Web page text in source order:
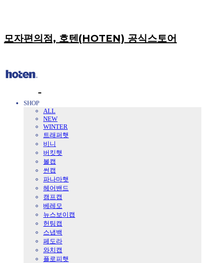
모자편의점, 호텐(HOTEN) 공식스토어
SHOP
ALL
NEW
WINTER
트래퍼햇
비니
버킷햇
볼캡
썬캡
파나마햇
헤어밴드
캠프캡
베레모
뉴스보이캡
헌팅캡
스냅백
페도라
와치캡
플로피햇